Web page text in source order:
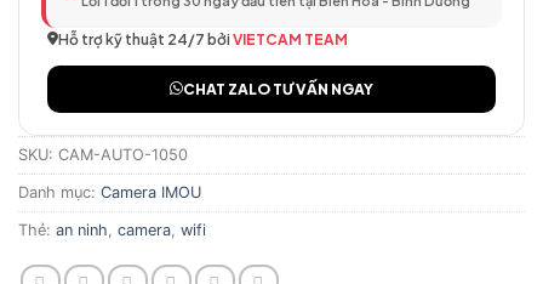
Hỗ trợ kỹ thuật 24/7 bởi VIETCAM TEAM
CHAT ZALO TƯ VẤN NGAY
SKU: CAM-AUTO-1050
Danh mục: Camera IMOU
Thẻ: an ninh camera wifi